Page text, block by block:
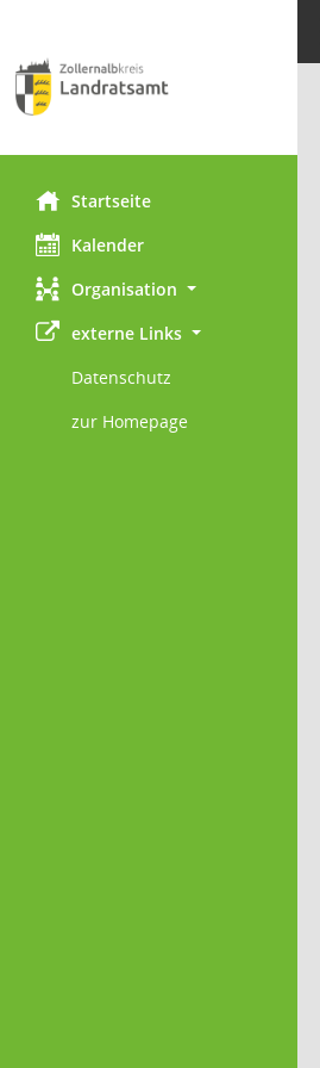
Startseite
Kalender
Organisation
externe Links
Datenschutz
zur Homepage